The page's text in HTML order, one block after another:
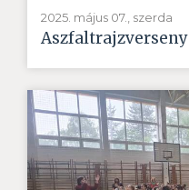
2025. május 07., szerda
Aszfaltrajzverseny